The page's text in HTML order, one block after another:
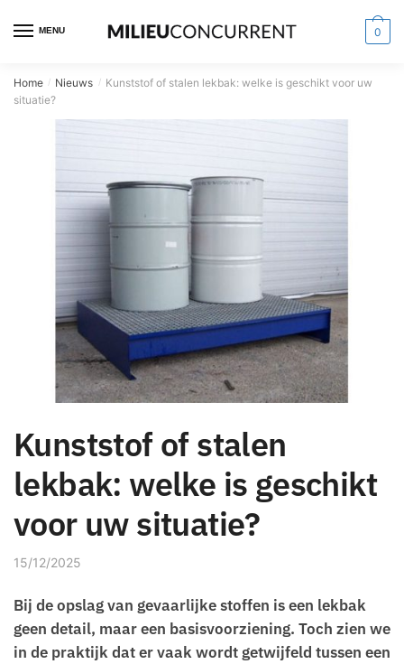
MENU 0
Home / Nieuws / Kunststof of stalen lekbak: welke is geschikt voor uw
situatie?
Kunststof of stalen
lekbak: welke is geschikt
voor uw situatie?
15/12/2025
Bij de opslag van gevaarlijke stoffen is een lekbak
geen detail, maar een basisvoorziening. Toch zien we
in de praktijk dat er vaak wordt getwijfeld tussen een